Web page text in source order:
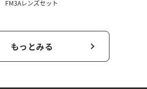
FM3Aレンズセット
もっとみる